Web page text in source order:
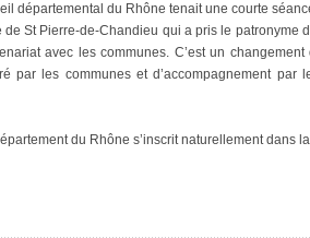
départemental du Rhône tenait une courte
St Pierre-de-Chandieu qui a pris le patronyme
avec les communes. C’est un
par les communes et d’accompagnement par
du Rhône s’inscrit naturellement dans